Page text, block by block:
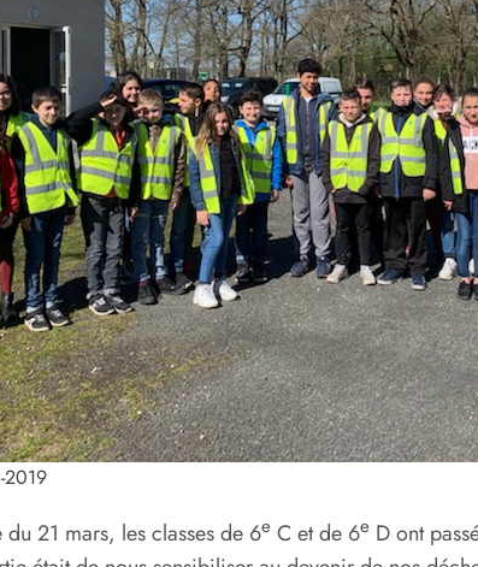
2019
21 mars, les classes de 6e C et de 6e D ont